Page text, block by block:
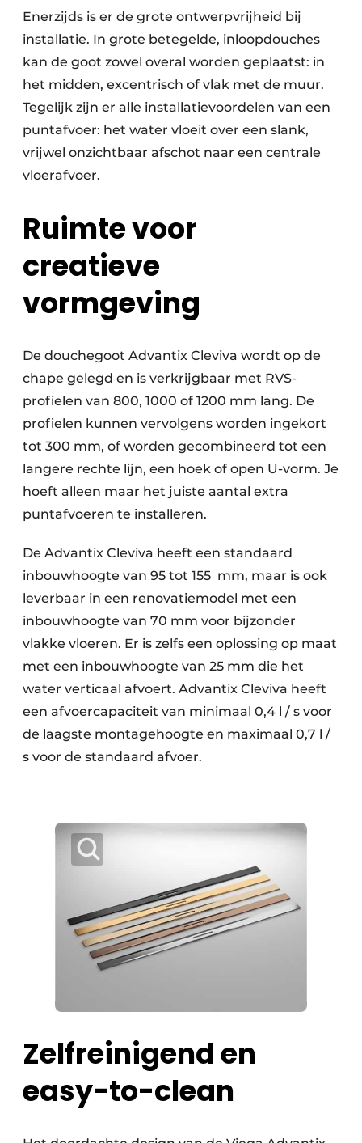
Enerzijds is er de grote ontwerpvrijheid bij
installatie. In grote betegelde, inloopdouches
kan de goot zowel overal worden geplaatst: in
het midden, excentrisch of vlak met de muur.
Tegelijk zijn er alle installatievoordelen van een
puntafvoer: het water vloeit over een slank,
vrijwel onzichtbaar afschot naar een centrale
vloerafvoer.
Ruimte voor
creatieve
vormgeving
De douchegoot Advantix Cleviva wordt op de
chape gelegd en is verkrijgbaar met RVS-
profielen van 800, 1000 of 1200 mm lang. De
profielen kunnen vervolgens worden ingekort
tot 300 mm, of worden gecombineerd tot een
langere rechte lijn, een hoek of open U-vorm. Je
hoeft alleen maar het juiste aantal extra
puntafvoeren te installeren.
De Advantix Cleviva heeft een standaard
inbouwhoogte van 95 tot 155 mm, maar is ook
leverbaar in een renovatiemodel met een
inbouwhoogte van 70 mm voor bijzonder
vlakke vloeren. Er is zelfs een oplossing op maat
met een inbouwhoogte van 25 mm die het
water verticaal afvoert. Advantix Cleviva heeft
een afvoercapaciteit van minimaal 0,4 l / s voor
de laagste montagehoogte en maximaal 0,7 l /
s voor de standaard afvoer.
Zelfreinigend en
easy-to-clean